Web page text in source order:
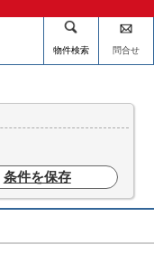
物件検索 問合せ
条件を保存